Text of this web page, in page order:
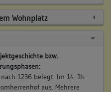
Wohnplatz
bzw.
1236 belegt. Im 14. Jh.
aus. Mehrere